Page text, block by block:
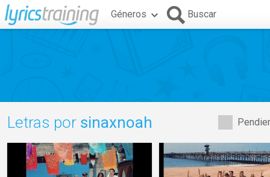
Géneros Buscar
Letras por sinaxnoah